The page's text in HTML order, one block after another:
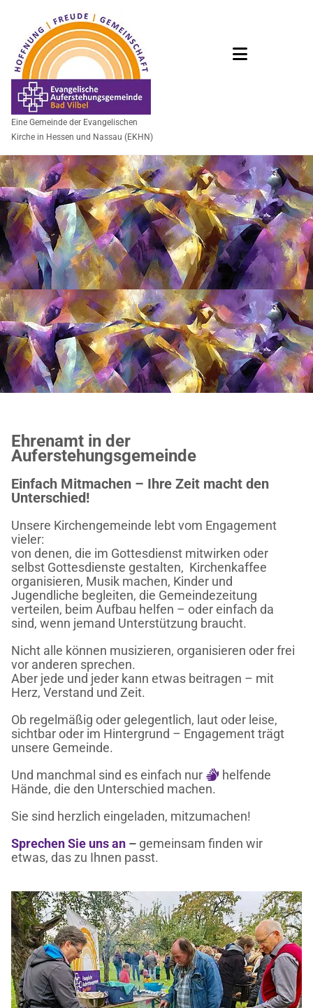
Eine Gemeinde der Evangelischen
Kirche in Hessen und Nassau (EKHN)
Ehrenamt in der
Auferstehungsgemeinde
Einfach Mitmachen – Ihre Zeit macht den
Unterschied!
Unsere Kirchengemeinde lebt vom Engagement
vieler:
von denen, die im Gottesdienst mitwirken oder
selbst Gottesdienste gestalten, Kirchenkaffee
organisieren, Musik machen, Kinder und
Jugendliche begleiten, die Gemeindezeitung
verteilen, beim Aufbau helfen – oder einfach da
sind, wenn jemand Unterstützung braucht.
Nicht alle können musizieren, organisieren oder frei
vor anderen sprechen.
Aber jede und jeder kann etwas beitragen – mit
Herz, Verstand und Zeit.
Ob regelmäßig oder gelegentlich, laut oder leise,
sichtbar oder im Hintergrund – Engagement trägt
unsere Gemeinde.
Und manchmal sind es einfach nur  helfende
Hände, die den Unterschied machen.
Sie sind herzlich eingeladen, mitzumachen!
Sprechen Sie uns an – gemeinsam finden wir
etwas, das zu Ihnen passt.